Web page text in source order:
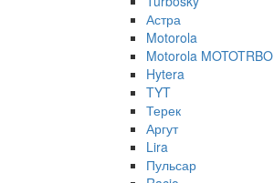
Астра
Motorola
Motorola MOTOTRBO
Hytera
TYT
Терек
Аргут
Lira
Пульсар